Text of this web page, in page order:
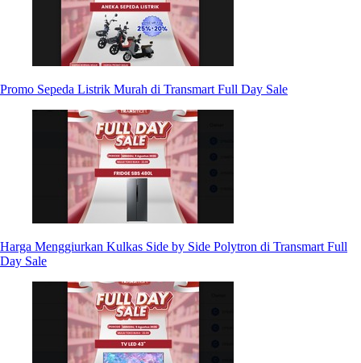
Promo Sepeda Listrik Murah di Transmart Full Day Sale
Harga Menggiurkan Kulkas Side by Side Polytron di Transmart Full
Day Sale